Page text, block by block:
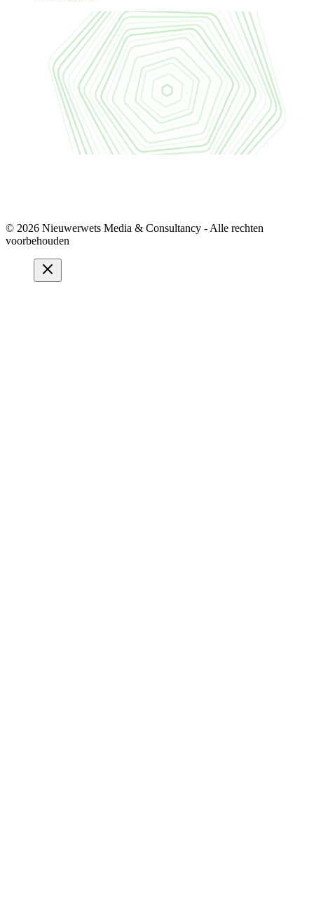
© 2026 Nieuwerwets Media & Consultancy - Alle rechten
voorbehouden